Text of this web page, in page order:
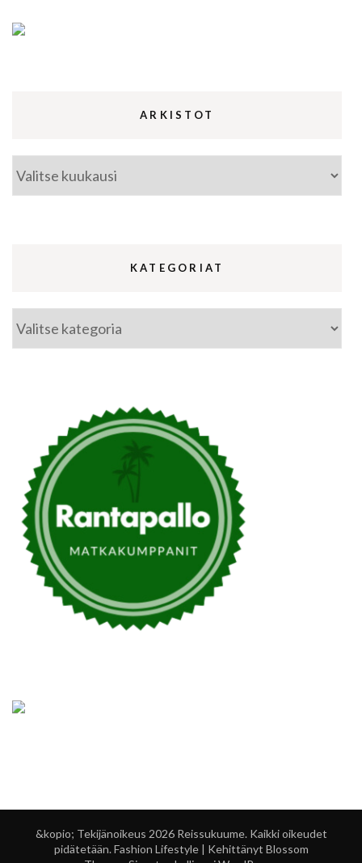
ARKISTOT
Arkistot
KATEGORIAT
Kategoriat
&kopio; Tekijänoikeus 2026 Reissukuume. Kaikki oikeudet
pidätetään.Fashion Lifestyle | Kehittänyt Blossom